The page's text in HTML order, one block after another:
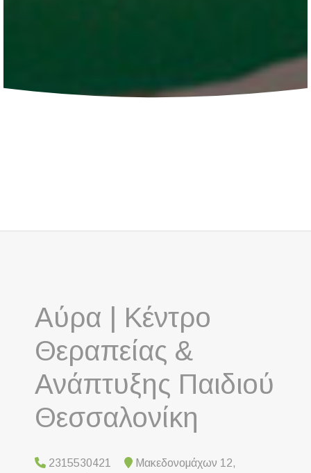
Αύρα | Κέντρο
Θεραπείας &
Ανάπτυξης Παιδιού
Θεσσαλονίκη
2315530421
Μακεδονομάχων 12,